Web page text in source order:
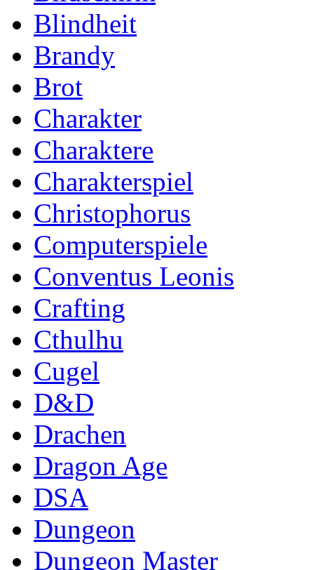
Blindheit
Brandy
Brot
Charakter
Charaktere
Charakterspiel
Christophorus
Computerspiele
Conventus Leonis
Crafting
Cthulhu
Cugel
D&D
Drachen
Dragon Age
DSA
Dungeon
Dungeon Master